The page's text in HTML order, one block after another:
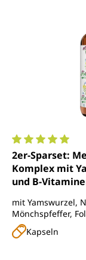
2er-Sparset:
Komplex mit
und B-
mit Yamswurzel,
Mönchspfeffer,
Kapseln